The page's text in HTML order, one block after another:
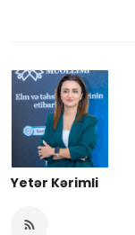
Yetər Kərimli